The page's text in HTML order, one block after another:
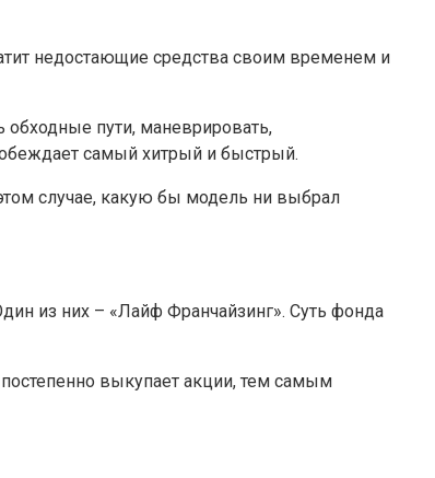
недостающие средства своим временем и
пути, маневрировать,
самый хитрый и быстрый.
случае, какую бы модель ни выбрал
из них – «Лайф Франчайзинг». Суть фонда
выкупает акции, тем самым